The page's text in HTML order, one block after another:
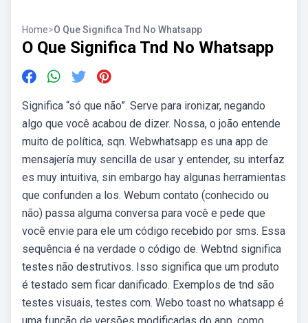
Home>O Que Significa Tnd No Whatsapp
O Que Significa Tnd No Whatsapp
Significa “só que não”. Serve para ironizar, negando
algo que você acabou de dizer. Nossa, o joão entende
muito de política, sqn. Webwhatsapp es una app de
mensajería muy sencilla de usar y entender, su interfaz
es muy intuitiva, sin embargo hay algunas herramientas
que confunden a los. Webum contato (conhecido ou
não) passa alguma conversa para você e pede que
você envie para ele um código recebido por sms. Essa
sequência é na verdade o código de. Webtnd significa
testes não destrutivos. Isso significa que um produto
é testado sem ficar danificado. Exemplos de tnd são
testes visuais, testes com. Webo toast no whatsapp é